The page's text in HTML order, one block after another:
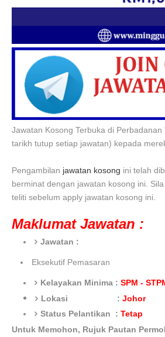
Jawatan Kosong Terbuka di
tarikh tutup setiap jawatan) kepada
Pengambilan jawatan kosong ini telah
berminat dengan jawatan kosong ini.
teliti sebelum apply jawatan kosong ini.
Maklumat Jawatan :
Jawatan :
Eksekutif Pemasaran
Kelayakan Minima : SPM -
Lokasi : Johor
Status Pelantikan : Tetap
Untuk Memohon, Rujuk Pautan